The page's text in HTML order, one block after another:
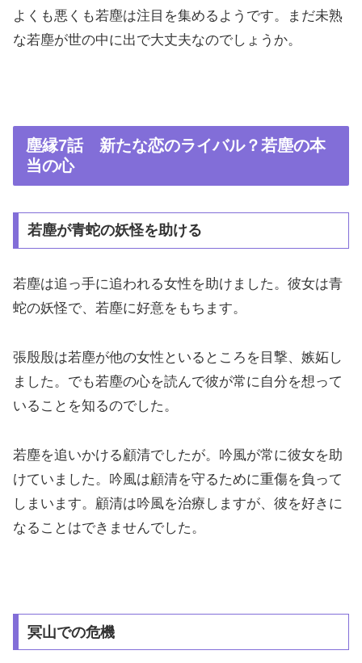
よくも悪くも若塵は注目を集めるようです。まだ未熟
な若塵が世の中に出で大丈夫なのでしょうか。
塵縁7話 新たな恋のライバル？若塵の本
当の心
若塵が青蛇の妖怪を助ける
若塵は追っ手に追われる女性を助けました。彼女は青
蛇の妖怪で、若塵に好意をもちます。
張殷殷は若塵が他の女性といるところを目撃、嫉妬し
ました。でも若塵の心を読んで彼が常に自分を想って
いることを知るのでした。
若塵を追いかける顧清でしたが。吟風が常に彼女を助
けていました。吟風は顧清を守るために重傷を負って
しまいます。顧清は吟風を治療しますが、彼を好きに
なることはできませんでした。
冥山での危機